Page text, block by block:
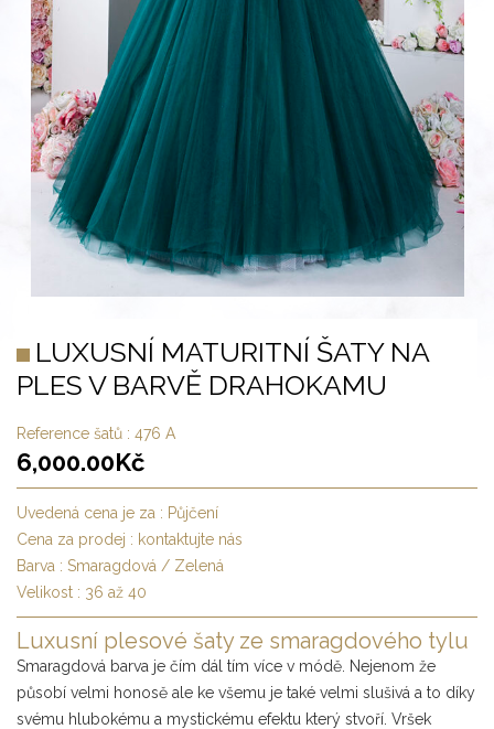
LUXUSNÍ MATURITNÍ ŠATY NA
PLES V BARVĚ DRAHOKAMU
Reference šatů : 476 A
6,000.00Kč
Uvedená cena je za : Půjčení
Cena za prodej : kontaktujte nás
Barva : Smaragdová / Zelená
Velikost : 36 až 40
Luxusní plesové šaty ze smaragdového tylu
Smaragdová barva je čím dál tím více v módě. Nejenom že
působí velmi honosě ale ke všemu je také velmi slušivá a to díky
svému hlubokému a mystickému efektu který stvoří. Vršek